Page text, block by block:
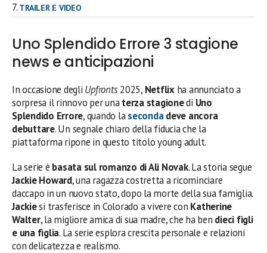
TRAILER E VIDEO
Uno Splendido Errore 3 stagione
news e anticipazioni
In occasione degli Upfronts2025, Netflixha annunciato a
sorpresa il rinnovo per unaterza stagionedi Uno
Splendido Errore, quando lasecondadeve ancora
debuttare. Un segnale chiaro della fiducia che la
piattaforma ripone in questo titolo young adult.
La serie è basata sul romanzo di Ali Novak. La storia segue
Jackie Howard, una ragazza costretta a ricominciare
daccapo in un nuovo stato, dopo la morte della sua famiglia.
Jackiesi trasferisce in Colorado a vivere con Katherine
Walter, la migliore amica di sua madre, che ha ben dieci figli
e una figlia. La serie esplora crescita personale e relazioni
con delicatezza e realismo.